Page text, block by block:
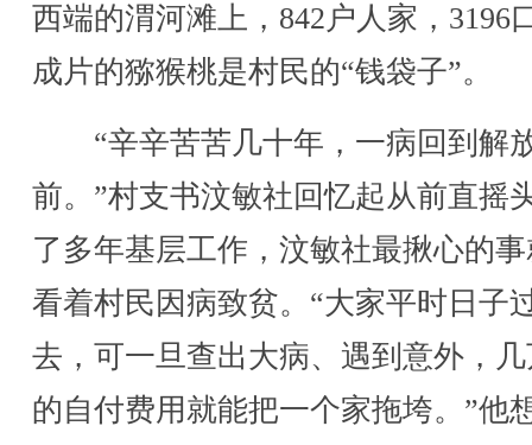
西端的渭河滩上，842户人家，3196
成片的猕猴桃是村民的“钱袋子”。
“辛辛苦苦几十年，一病回到解
前。”村支书汶敏社回忆起从前直摇
了多年基层工作，汶敏社最揪心的
看着村民因病致贫。“大家平时日子
去，可一旦查出大病、遇到意外，
的自付费用就能把一个家拖垮。”他